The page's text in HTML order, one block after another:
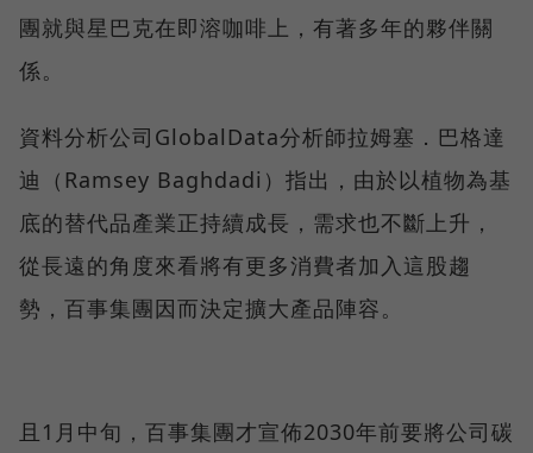
團就與星巴克在即溶咖啡上，有著多年的夥伴關
係。
資料分析公司GlobalData分析師拉姆塞．巴格達
迪（Ramsey Baghdadi）指出，由於以植物為基
底的替代品產業正持續成長，需求也不斷上升，
從長遠的角度來看將有更多消費者加入這股趨
勢，百事集團因而決定擴大產品陣容。
且1月中旬，百事集團才宣佈2030年前要將公司碳